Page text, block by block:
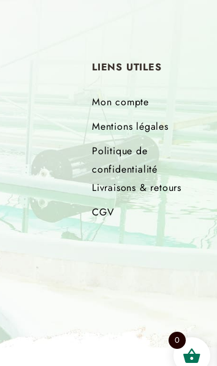
LIENS UTILES
Mon compte
Mentions légales
Politique de
confidentialité
Livraisons & retours
CGV
0